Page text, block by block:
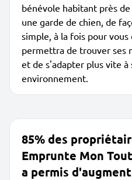
bénévole habitant près
une garde de chien, de
simple, à la fois pour
permettra de trouver ses
et de s'adapter plus vite à
environnement.
85% des
Emprunte Mon
a permis